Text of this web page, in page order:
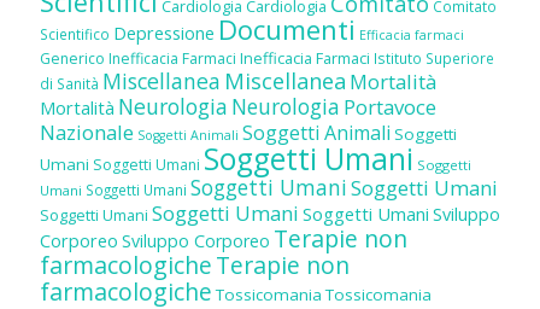
Cardiologia Cardiologia
Comitato
Scientifico Depressione Documenti Efficacia farmaci
Generico Inefficacia Farmaci Inefficacia Farmaci Istituto Superiore
di Sanità Miscellanea Miscellanea Mortalità
Mortalità Neurologia Neurologia Portavoce
Nazionale Soggetti Animali Soggetti Animali Soggetti
Umani Soggetti Umani Soggetti Umani Soggetti
Umani Soggetti Umani Soggetti UmaniSoggetti Umani
Soggetti Umani Soggetti Umani Soggetti Umani Sviluppo
Corporeo Sviluppo Corporeo Terapie non
farmacologicheTerapie non
farmacologiche Tossicomania Tossicomania